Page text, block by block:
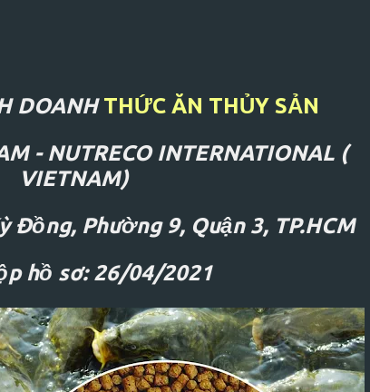
NGAY!⚡QUẢN TRỊ NHÂN SỰ ĐỈNH CAO!⚡
DOANHTHỨC ĂN THỦY SẢN
- NUTRECO INTERNATIONAL (
VIETNAM)
Đồng, Phường 9, Quận 3, TP.HCM
hồ sơ: 26/04/2021